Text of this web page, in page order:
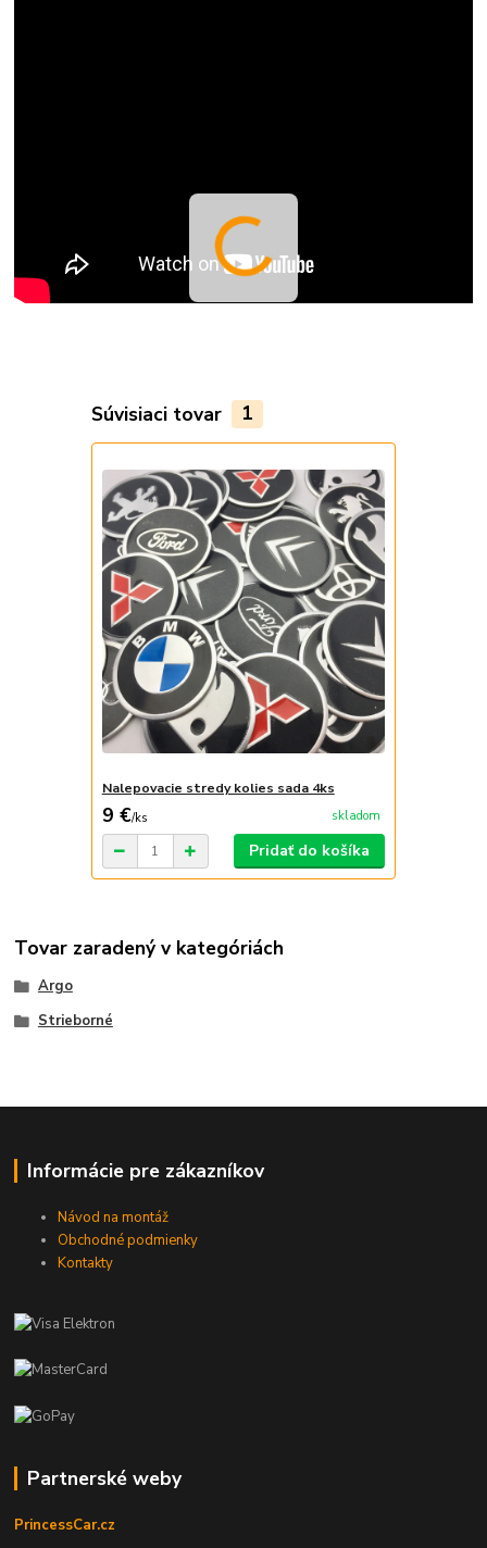
Súvisiaci tovar 1
Nalepovacie stredy kolies sada 4ks
9 €/ks skladom
Pridať do košíka
Tovar zaradený v kategóriách
Argo
Strieborné
Informácie pre zákazníkov
Návod na montáž
Obchodné podmienky
Kontakty
Partnerské weby
PrincessCar.cz